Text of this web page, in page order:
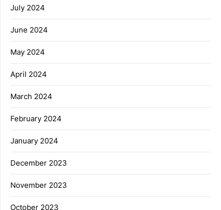
July 2024
June 2024
May 2024
April 2024
March 2024
February 2024
January 2024
December 2023
November 2023
October 2023